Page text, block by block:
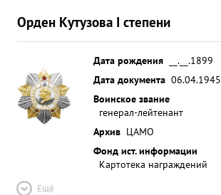
Орден Кутузова I степени
Дата рождения
__.__.1899
Дата документа 06.04.1945
Воинское звание
генерал-лейтенант
Архив ЦАМО
Фонд ист. информации
Картотека награждений
Ещё